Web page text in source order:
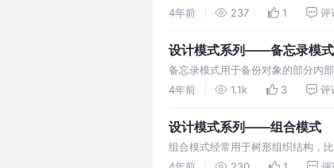
4年前
237 1 评
设计模式系列——备忘录模式
备忘录模式用于备份对象的部分内
存一下角色状态
4年前 1.1k 3 评
设计模式系列——组合模式
组合模式经常用于树形组织结构，
的，比如添加，删除，查询下级组织